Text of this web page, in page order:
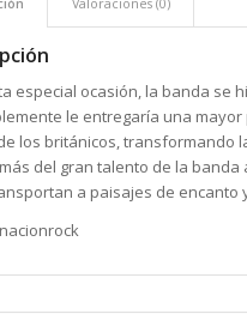
especial ocasión, la banda se
le entregaría una
los británicos, transformando
del gran talento de la
a paisajes de encanto